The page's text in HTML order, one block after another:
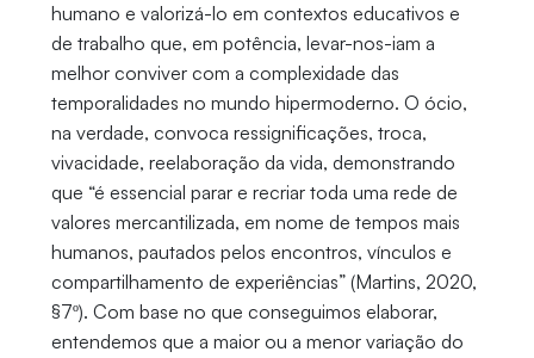
humano e valorizá-lo em contextos educativos e
de trabalho que, em potência, levar-nos-iam a
melhor conviver com a complexidade das
temporalidades no mundo hipermoderno. O ócio,
na verdade, convoca ressignificações, troca,
vivacidade, reelaboração da vida, demonstrando
que “é essencial parar e recriar toda uma rede de
valores mercantilizada, em nome de tempos mais
humanos, pautados pelos encontros, vínculos e
compartilhamento de experiências” (Martins, 2020,
§7º). Com base no que conseguimos elaborar,
entendemos que a maior ou a menor variação do